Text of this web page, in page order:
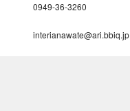
0949-36-3260
interianawate@ari.bbiq.jp